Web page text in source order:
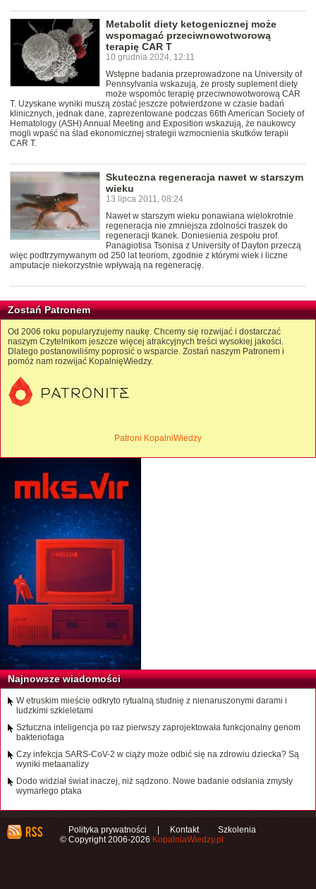
Metabolit diety ketogenicznej może
wspomagać przeciwnowotworową
terapię CAR T
10 grudnia 2024, 12:11
Wstępne badania przeprowadzone na University of
Pennsylvania wskazują, że prosty suplement diety
może wspomóc terapię przeciwnowotworową CAR
T. Uzyskane wyniki muszą zostać jeszcze potwierdzone w czasie badań
klinicznych, jednak dane, zaprezentowane podczas 66th American Society of
Hematology (ASH) Annual Meeting and Exposition wskazują, że naukowcy
mogli wpaść na ślad ekonomicznej strategii wzmocnienia skutków terapii
CAR T.
Skuteczna regeneracja nawet w starszym
wieku
13 lipca 2011, 08:24
Nawet w starszym wieku ponawiana wielokrotnie
regeneracja nie zmniejsza zdolności traszek do
regeneracji tkanek. Doniesienia zespołu prof.
Panagiotisa Tsonisa z University of Dayton przeczą
więc podtrzymywanym od 250 lat teoriom, zgodnie z którymi wiek i liczne
amputacje niekorzystnie wpływają na regenerację.
Zostań Patronem
Od 2006 roku popularyzujemy naukę. Chcemy się rozwijać i dostarczać
naszym Czytelnikom jeszcze więcej atrakcyjnych treści wysokiej jakości.
Dlatego postanowiliśmy poprosić o wsparcie. Zostań naszym Patronem i
pomóż nam rozwijać KopalnięWiedzy.
Patroni KopalniWiedzy
Najnowsze wiadomości
W etruskim mieście odkryto rytualną studnię z nienaruszonymi darami i
ludzkimi szkieletami
Sztuczna inteligencja po raz pierwszy zaprojektowała funkcjonalny genom
bakteriofaga
Czy infekcja SARS-CoV-2 w ciąży może odbić się na zdrowiu dziecka? Są
wyniki metaanalizy
Dodo widział świat inaczej, niż sądzono. Nowe badanie odsłania zmysły
wymarłego ptaka
Polityka prywatności Kontakt
Szkolenia
© Copyright 2006-2026 KopalniaWiedzy.pl